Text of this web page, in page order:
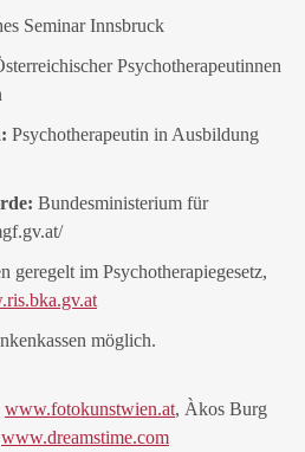
Seminar Innsbruck
Psychotherapeutinnen
Psychotherapeutin in Ausbildung
Bundesministerium für
geregelt im Psychotherapiegesetz,
möglich.
www.fotokunstwien.at, Àkos Burg
www.dreamstime.com